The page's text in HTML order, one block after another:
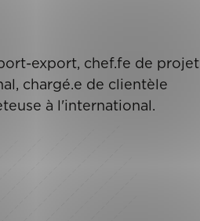
export, chef.fe de projet
chargé.e de clientèle
à l'international.